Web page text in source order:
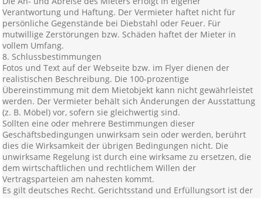
Verantwortung und Haftung. Der Vermieter haftet nicht für
persönliche Gegenstände bei Diebstahl oder Feuer. Für
mutwillige Zerstörungen bzw. Schäden haftet der Mieter in
vollem Umfang.
8. Schlussbestimmungen
Fotos und Text auf der Webseite bzw. im Flyer dienen der
realistischen Beschreibung. Die 100-prozentige
Übereinstimmung mit dem Mietobjekt kann nicht gewährleistet
werden. Der Vermieter behält sich Änderungen der Ausstattung
(z. B. Möbel) vor, sofern sie gleichwertig sind.
Sollten eine oder mehrere Bestimmungen dieser
Geschäftsbedingungen unwirksam sein oder werden, berührt
dies die Wirksamkeit der übrigen Bedingungen nicht. Die
unwirksame Regelung ist durch eine wirksame zu ersetzen, die
dem wirtschaftlichen und rechtlichem Willen der
Vertragsparteien am nahesten kommt.
Es gilt deutsches Recht. Gerichtsstand und Erfüllungsort ist der